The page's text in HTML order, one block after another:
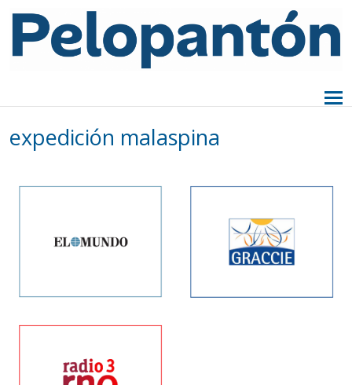
expedición malaspina